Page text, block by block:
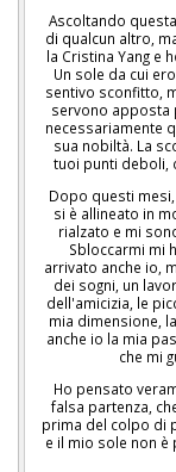
Ascoltando
di qualcun altro,
la Cristina Yang e
Un sole da cui
sentivo sconfitto,
servono apposta
necessariamente
sua nobiltà. La
tuoi punti deboli,
Dopo questi
si è allineato in
rialzato e mi
Sbloccarmi mi
arrivato anche io,
dei sogni, un
dell'amicizia, le
mia dimensione,
anche io la mia
che mi
Ho pensato
falsa partenza,
prima del colpo di
e il mio sole non è